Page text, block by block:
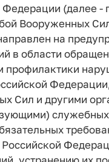
(далее -
Вооруженных
на
в области
профилактики
Сил и другими